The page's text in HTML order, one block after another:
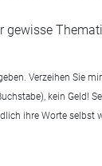
Verzeihen Sie
kein Geld!
ihre Worte